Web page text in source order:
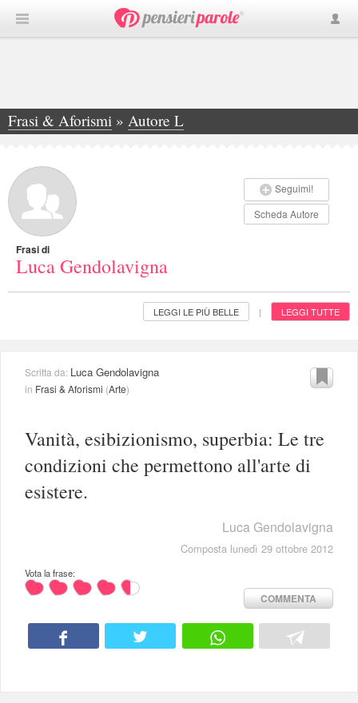
Frasi & Aforismi » Autore L
»Luca Gendolavigna
Seguimi!
Scheda Autore
Frasi di
Luca Gendolavigna
LEGGI LE PIÙ BELLE | LEGGI TUTTE
Scritta da: Luca Gendolavigna
in Frasi & Aforismi (Arte)
Vanità, esibizionismo, superbia: Le tre
condizioni che permettono all'arte di
esistere.
Luca Gendolavigna
Composta lunedì 29 ottobre 2012
Vota la frase:
COMMENTA